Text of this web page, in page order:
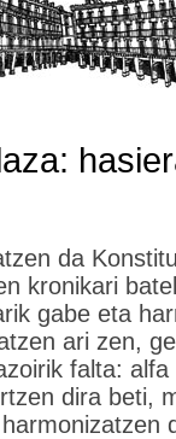
da
kronikari
gabe eta
ari zen,
falta:
dira beti,